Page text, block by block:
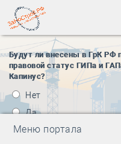
Будут ли внесены в ГрК РФ
правовой статус ГИПа и
Капинус?
Нет
Да
Меню портала